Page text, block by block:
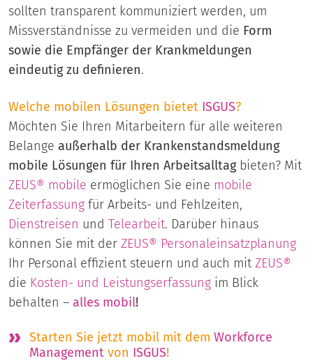
sollten transparent kommuniziert werden, um
Missverständnisse zu vermeiden und die Form
sowie die Empfänger der Krankmeldungen
eindeutig zu definieren.
Welche mobilen Lösungen bietet ISGUS?
Möchten Sie Ihren Mitarbeitern für alle weiteren
Belange außerhalb der Krankenstandsmeldung
mobile Lösungen für Ihren Arbeitsalltagbieten? Mit
ZEUS® mobile ermöglichen Sie eine mobile
Zeiterfassung für Arbeits- und Fehlzeiten,
Dienstreisen und Telearbeit. Darüber hinaus
können Sie mit der ZEUS® Personaleinsatzplanung
Ihr Personal effizient steuern und auch mit ZEUS®
die Kosten- und Leistungserfassung im Blick
behalten – alles mobil!
Starten Sie jetzt mobil mit dem Workforce
Management von ISGUS!